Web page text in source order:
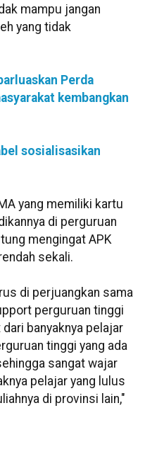
mampu jangan
yang tidak
Perda
kembangkan
sosialisasikan
yang memiliki kartu
di perguruan
mengingat APK
sekali.
di perjuangkan sama
perguruan tinggi
banyaknya pelajar
tinggi yang ada
sangat wajar
pelajar yang lulus
di provinsi lain,"